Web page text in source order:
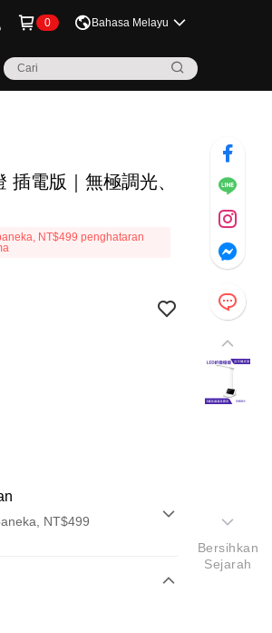
0 Bahasa Melayu
插電版｜無極調光、
NT$499 penghataran
NT$499
Bersihkan
Sejarah